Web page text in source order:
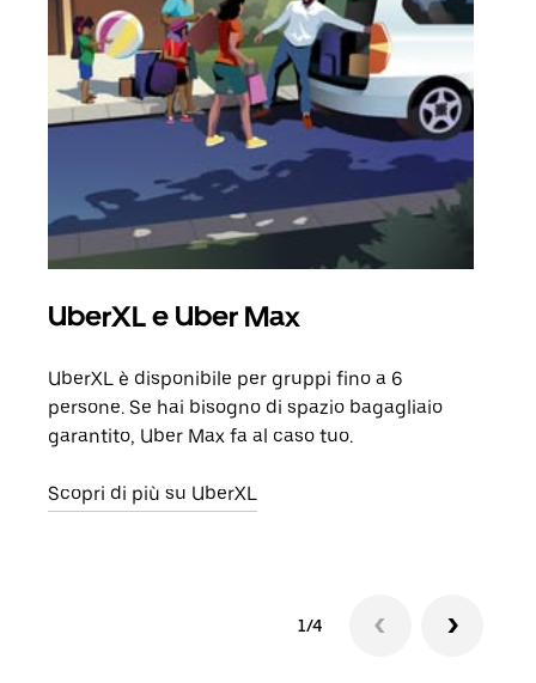
UberXL e Uber Max
UberXL è disponibile per gruppi fino a 6
persone. Se hai bisogno di spazio bagagliaio
garantito, Uber Max fa al caso tuo.
Scopri di più su UberXL
1/4